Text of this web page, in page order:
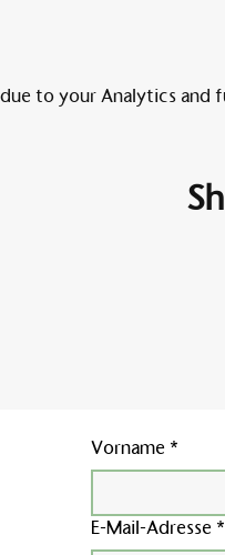
to your Analytics and
Vorname *
E-Mail-Adresse *